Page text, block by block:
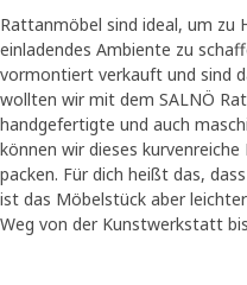
Kunsthandwerker*innen
zum Aufstellort bei dir zu
jetzt selbst montieren,
anschließend darüber
zu effizienteren
Handwerkstraditionen in
Kristin mit einem
Rattanmöbel sind ideal, um zu
einladendes Ambiente zu
vormontiert verkauft und sind
wollten wir mit dem SALNÖ
handgefertigte und auch
können wir dieses
packen. Für dich heißt das,
ist das Möbelstück aber
Weg von der Kunstwerkstatt